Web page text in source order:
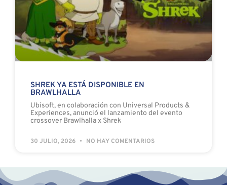
SHREK YA ESTÁ DISPONIBLE EN
BRAWLHALLA
Ubisoft, en colaboración con Universal Products &
Experiences, anunció el lanzamiento del evento
crossover Brawlhalla x Shrek
30 JULIO, 2026 NO HAY COMENTARIOS